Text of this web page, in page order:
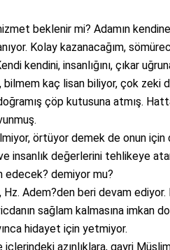
beklenir mi? Adamın
Kolay kazanacağım,
kendini, insanlığını, çıkar
kaç lisan biliyor, çok zeki
çöp kutusuna atmış.
örtüyor demek de onun için
insanlık değerlerini tehlikeye
edecek? demiyor mu?
Adem?den beri devam
sağlam kalmasına imkan
hidayet için yetmiyor.
azınlıklara, gayri